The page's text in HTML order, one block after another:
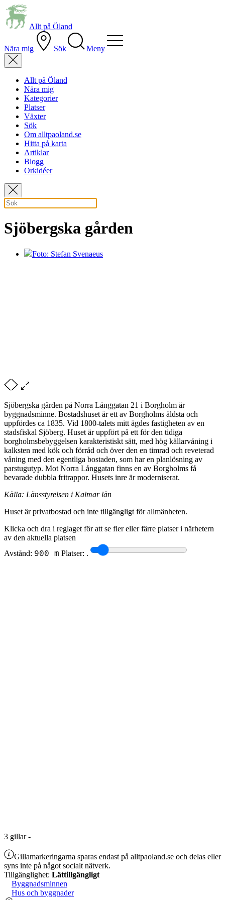
Allt på Öland
Nära mig Sök Meny
Allt på Öland
Nära mig
Kategorier
Platser
Växter
Sök
Om alltpaoland.se
Hitta på karta
Artiklar
Blogg
Orkidéer
Sjöbergska gården
Foto: Stefan Svenaeus
Sjöbergska gården på Norra Långgatan 21 i Borgholm är
byggnadsminne. Bostadshuset är ett av Borgholms äldsta och
uppfördes ca 1835. Vid 1800-talets mitt ägdes fastigheten av en
stadsfiskal Sjöberg. Huset är uppfört på ett för den tidiga
borgholmsbebyggelsen karakteristiskt sätt, med hög källarvåning i
kalksten med kök och förråd och över den en timrad och reveterad
våning med den egentliga bostaden, som har en planlösning av
parstugutyp. Mot Norra Långgatan finns en av Borgholms få
bevarade dubbla fritrappor. Husets inre är moderniserat.
Källa: Länsstyrelsen i Kalmar län
Huset är privatbostad och inte tillgängligt för allmänheten.
Klicka och dra i reglaget för att se fler eller färre platser i närhetern
av den aktuella platsen
Avstånd: 900 m Platser: .
3 gillar-
Gillamarkeringarna sparas endast på alltpaoland.se och delas eller
syns inte på något socialt nätverk.
Tillgänglighet: Lättillgängligt
Byggnadsminnen
Hus och byggnader